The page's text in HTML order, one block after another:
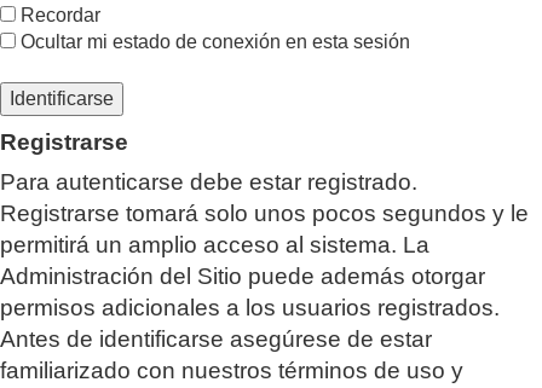
Recordar
Ocultar mi estado de conexión en esta sesión
Registrarse
Para autenticarse debe estar registrado.
Registrarse tomará solo unos pocos segundos y le
permitirá un amplio acceso al sistema. La
Administración del Sitio puede además otorgar
permisos adicionales a los usuarios registrados.
Antes de identificarse asegúrese de estar
familiarizado con nuestros términos de uso y